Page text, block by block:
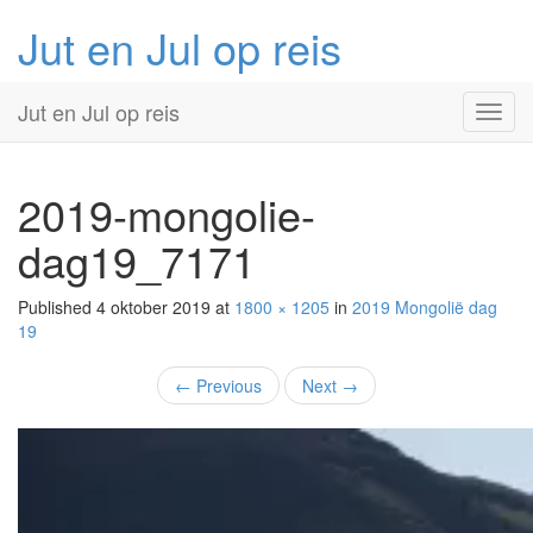
Jut en Jul op reis
Primary
Menu
content
Jut en Jul op reis
2019-mongolie-
dag19_7171
Published 4 oktober 2019 at 1800 × 1205 in 2019 Mongolië dag
19
← Previous Next →